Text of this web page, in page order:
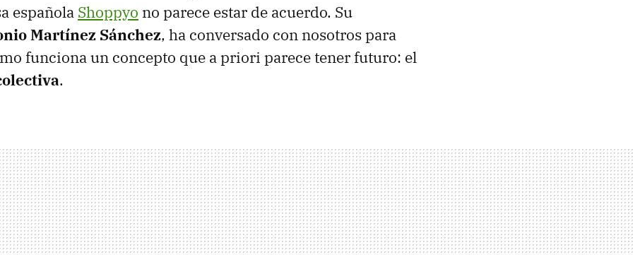
española Shoppyo no parece estar de acuerdo. Su
Martínez Sánchez, ha conversado con nosotros para
funciona un concepto que a priori parece tener futuro: el
.